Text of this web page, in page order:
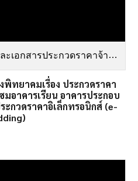
งซ่อมแซมอาคารเรียน โรงเรียนทุ่งหัวช้างพิทยาคม .pdf
พิทยาคมเรื่อง ประกวดราคา
อาคารเรียน อาคารประกอบ
ะกวดราคาอิเล็กทรอนิกส์ (e-